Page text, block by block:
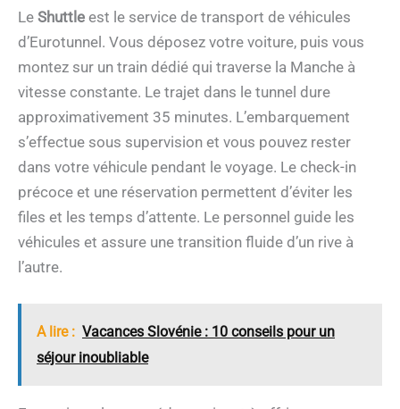
Le Shuttle est le service de transport de véhicules
d’Eurotunnel. Vous déposez votre voiture, puis vous
montez sur un train dédié qui traverse la Manche à
vitesse constante. Le trajet dans le tunnel dure
approximativement 35 minutes. L’embarquement
s’effectue sous supervision et vous pouvez rester
dans votre véhicule pendant le voyage. Le check-in
précoce et une réservation permettent d’éviter les
files et les temps d’attente. Le personnel guide les
véhicules et assure une transition fluide d’un rive à
l’autre.
A lire : Vacances Slovénie : 10 conseils pour un
séjour inoubliable